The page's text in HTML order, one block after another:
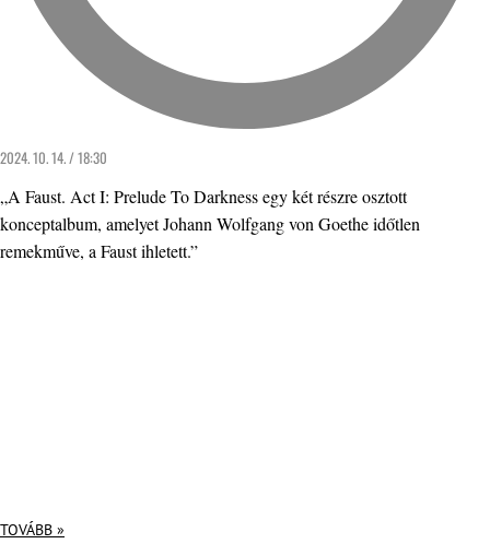
2024. 10. 14. / 18:30
„A Faust. Act I: Prelude To Darkness egy két részre osztott
konceptalbum, amelyet Johann Wolfgang von Goethe időtlen
remekműve, a Faust ihletett.”
TOVÁBB »